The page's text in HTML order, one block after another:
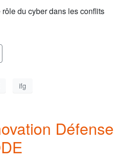
rôle du cyber dans les conflits
ifg
Défense